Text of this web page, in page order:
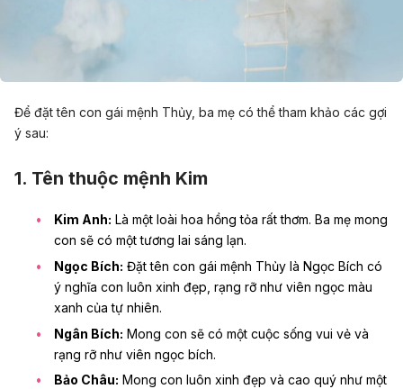
Để đặt tên con gái mệnh Thủy, ba mẹ có thể tham khảo các gợi
ý sau:
1. Tên thuộc mệnh Kim
Kim Anh: Là một loài hoa hồng tỏa rất thơm. Ba mẹ mong
con sẽ có một tương lai sáng lạn.
Ngọc Bích: Đặt tên con gái mệnh Thủy là Ngọc Bích có
ý nghĩa con luôn xinh đẹp, rạng rỡ như viên ngọc màu
xanh của tự nhiên.
Ngân Bích: Mong con sẽ có một cuộc sống vui vẻ và
rạng rỡ như viên ngọc bích.
Bảo Châu: Mong con luôn xinh đẹp và cao quý như một